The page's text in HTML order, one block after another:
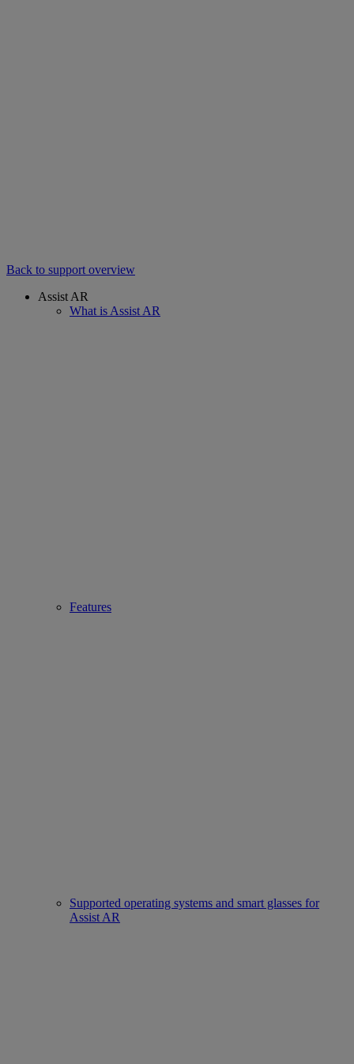
Back to support overview
Assist AR
What is Assist AR
Features
Supported operating systems and smart glasses for
Assist AR